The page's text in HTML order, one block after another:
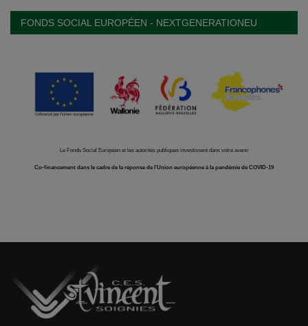
FONDS SOCIAL EUROPÉEN - NEXTGENERATIONEU
Le Fonds Social Européen et les autorités publiques investissent dans votre avenir
Co-financement dans le cadre de la réponse de l'Union européenne à la pandémie de COVID-19